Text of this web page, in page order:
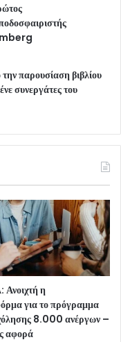
παρουσίαση βιβλίου
συνεργάτες του
η
για το πρόγραμμα
8.000 ανέργων –
αφορά